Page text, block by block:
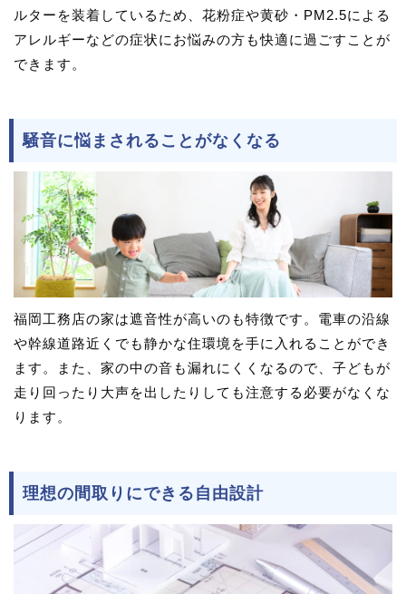
ルターを装着しているため、花粉症や黄砂・PM2.5による
アレルギーなどの症状にお悩みの方も快適に過ごすことが
できます。
騒音に悩まされることがなくなる
福岡工務店の家は遮音性が高いのも特徴です。電車の沿線
や幹線道路近くでも静かな住環境を手に入れることができ
ます。また、家の中の音も漏れにくくなるので、子どもが
走り回ったり大声を出したりしても注意する必要がなくな
ります。
理想の間取りにできる自由設計